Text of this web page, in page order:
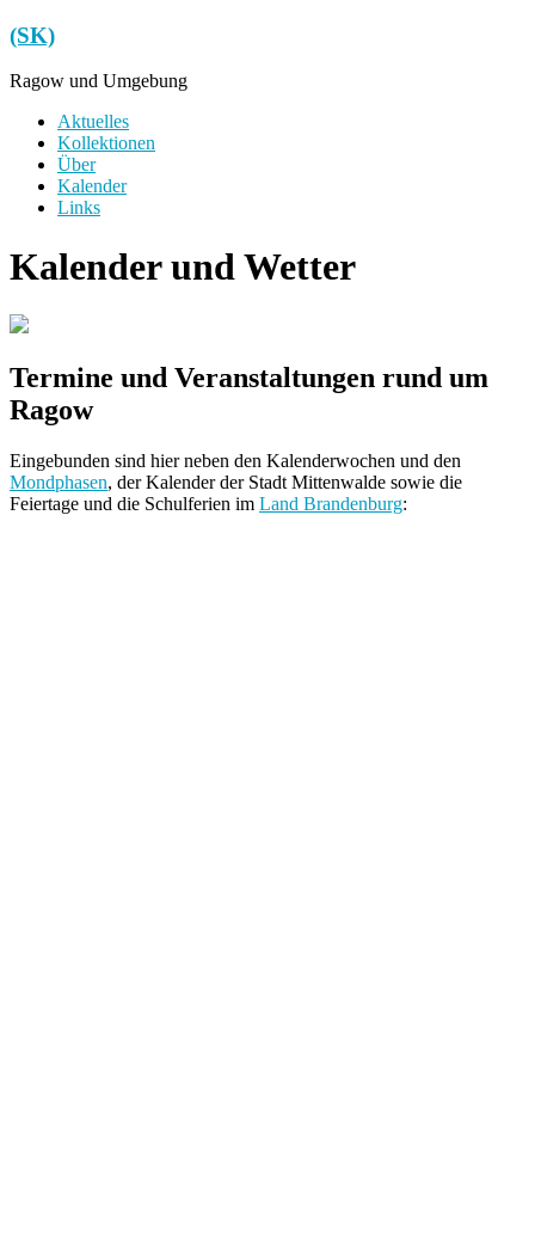
Zum
Inhalt
springen
(SK)
Ragow und Umgebung
Menü
Aktuelles
Kollektionen
Über
Kalender
Links
Kalender und Wetter
Termine und Veranstaltungen rund um
Ragow
Eingebunden sind hier neben den Kalenderwochen und den
Mondphasen, der Kalender der Stadt Mittenwalde sowie die
Feiertage und die Schulferien im Land Brandenburg: